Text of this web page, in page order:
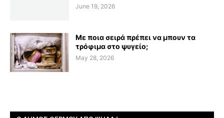
June 19, 2026
Με ποια σειρά πρέπει να μπουν τα
τρόφιμα στο ψυγείο;
May 28, 2026